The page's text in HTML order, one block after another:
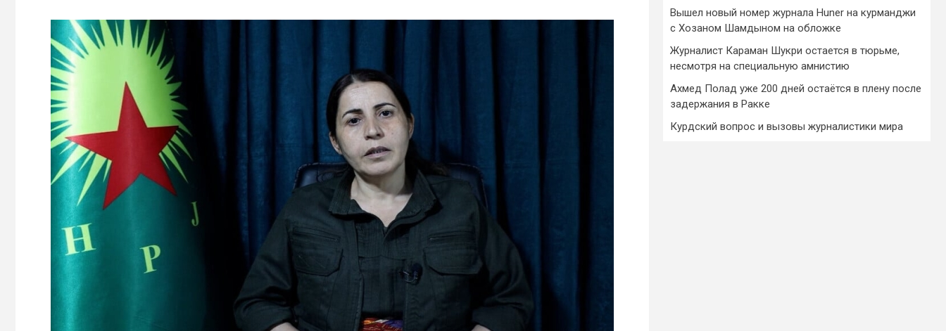
Вышел новый номер журнала Huner на курманджи
с Хозаном Шамдыном на обложке
Журналист Караман Шукри остается в тюрьме,
несмотря на специальную амнистию
Ахмед Полад уже 200 дней остаётся в плену после
задержания в Ракке
Курдский вопрос и вызовы журналистики мира